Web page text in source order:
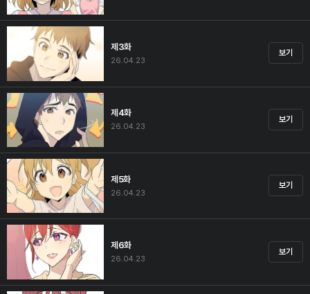
제3화
26.04.23
보기
제4화
26.04.23
보기
제5화
26.04.23
보기
제6화
26.04.23
보기